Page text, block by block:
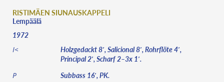
RISTIMÄEN SIUNAUSKAPPELI
Lempäälä
1972
I<
Holzgedackt 8′, Salicional 8′, Rohrflöte 4′,
Principal 2′, Scharf 2–3x 1′.
P
Subbass 16′, PK.